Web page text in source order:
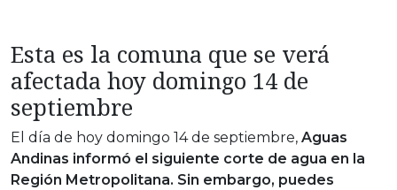
Esta es la comuna que se verá
afectada hoy domingo 14 de
septiembre
El día de hoy domingo 14 de septiembre, Aguas
Andinas informó el siguiente corte de agua en la
Región Metropolitana. Sin embargo, puedes